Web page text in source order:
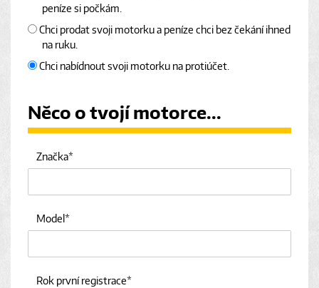
peníze si počkám.
Chci prodat svoji motorku a peníze chci bez čekání ihned
na ruku.
Chci nabídnout svoji motorku na protiúčet.
Něco o tvojí motorce...
Značka
Model
Rok první registrace